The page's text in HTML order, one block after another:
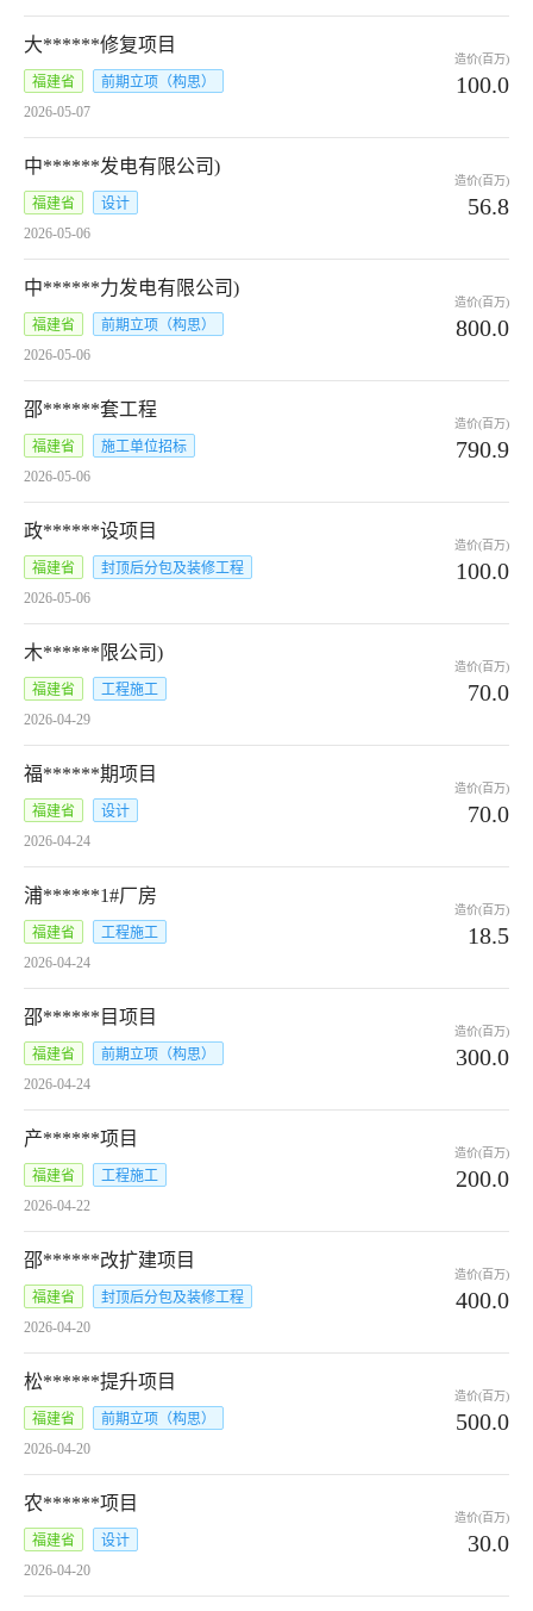
大******修复项目
福建省
前期立项（构思）
2026-05-07
造价(百万)
100.0
中******发电有限公司)
福建省
设计
2026-05-06
造价(百万)
56.8
中******力发电有限公司)
福建省
前期立项（构思）
2026-05-06
造价(百万)
800.0
邵******套工程
福建省
施工单位招标
2026-05-06
造价(百万)
790.9
政******设项目
福建省
封顶后分包及装修工程
2026-05-06
造价(百万)
100.0
木******限公司)
福建省
工程施工
2026-04-29
造价(百万)
70.0
福******期项目
福建省
设计
2026-04-24
造价(百万)
70.0
浦******1#厂房
福建省
工程施工
2026-04-24
造价(百万)
18.5
邵******目项目
福建省
前期立项（构思）
2026-04-24
造价(百万)
300.0
产******项目
福建省
工程施工
2026-04-22
造价(百万)
200.0
邵******改扩建项目
福建省
封顶后分包及装修工程
2026-04-20
造价(百万)
400.0
松******提升项目
福建省
前期立项（构思）
2026-04-20
造价(百万)
500.0
农******项目
福建省
设计
2026-04-20
造价(百万)
30.0